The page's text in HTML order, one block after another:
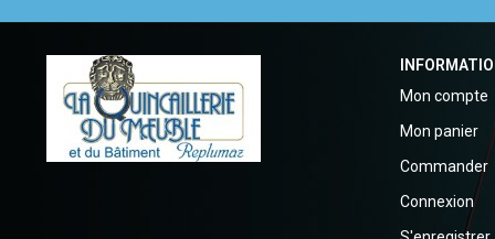
Mon compte
Mon panier
Commander
Connexion